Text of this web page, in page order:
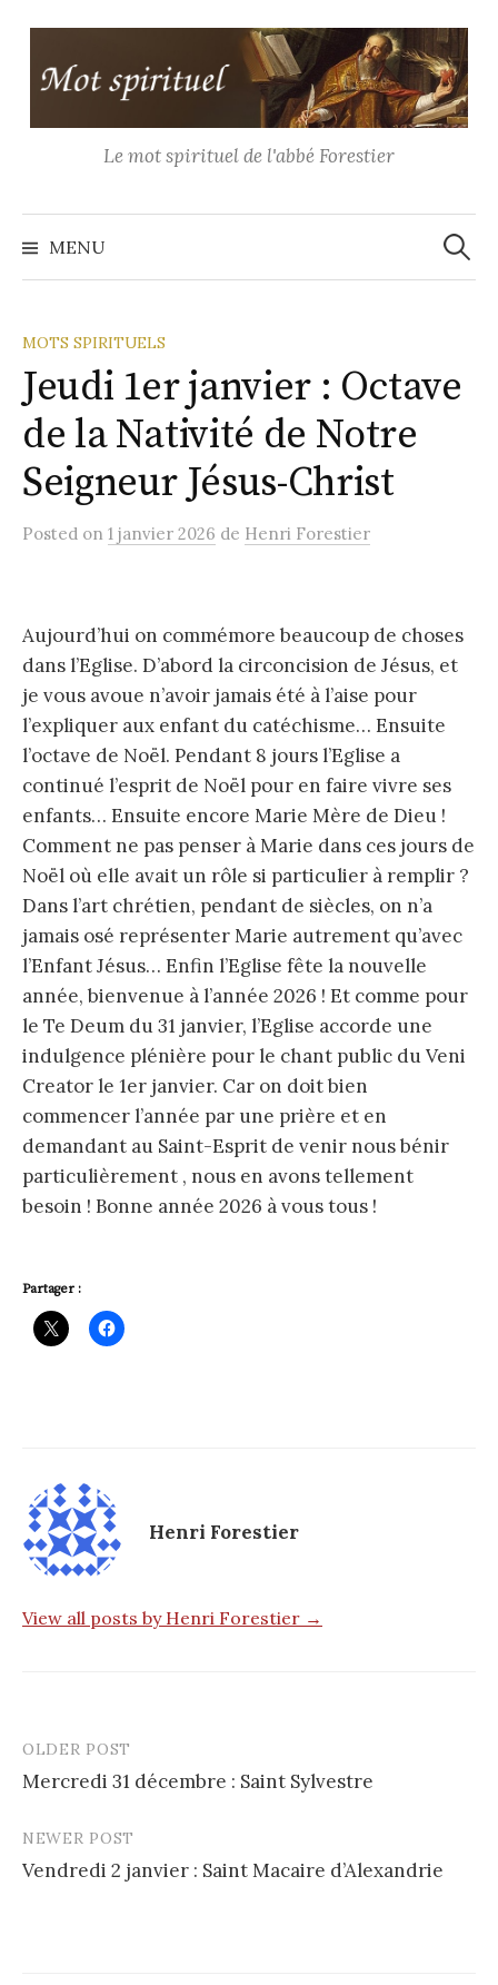
contenu
Le mot spirituel de l'abbé Forestier
MENU
MOTS SPIRITUELS
Jeudi 1er janvier : Octave
de la Nativité de Notre
Seigneur Jésus-Christ
Posted on 1 janvier 2026 de Henri Forestier
Aujourd’hui on commémore beaucoup de choses
dans l’Eglise. D’abord la circoncision de Jésus, et
je vous avoue n’avoir jamais été à l’aise pour
l’expliquer aux enfant du catéchisme… Ensuite
l’octave de Noël. Pendant 8 jours l’Eglise a
continué l’esprit de Noël pour en faire vivre ses
enfants… Ensuite encore Marie Mère de Dieu !
Comment ne pas penser à Marie dans ces jours de
Noël où elle avait un rôle si particulier à remplir ?
Dans l’art chrétien, pendant de siècles, on n’a
jamais osé représenter Marie autrement qu’avec
l’Enfant Jésus… Enfin l’Eglise fête la nouvelle
année, bienvenue à l’année 2026 ! Et comme pour
le Te Deum du 31 janvier, l’Eglise accorde une
indulgence plénière pour le chant public du Veni
Creator le 1er janvier. Car on doit bien
commencer l’année par une prière et en
demandant au Saint-Esprit de venir nous bénir
particulièrement , nous en avons tellement
besoin ! Bonne année 2026 à vous tous !
Partager :
Henri Forestier
View all posts by Henri Forestier →
Post
navigation
OLDER POST
Mercredi 31 décembre : Saint Sylvestre
NEWER POST
Vendredi 2 janvier : Saint Macaire d’Alexandrie